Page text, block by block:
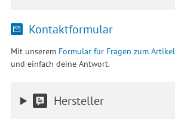
Kontaktformular
Mit unserem Formular für Fragen zum Artikel
und einfach deine Antwort.
Hersteller